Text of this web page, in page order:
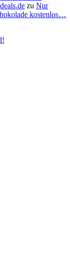
zu Nur
kostenlos…